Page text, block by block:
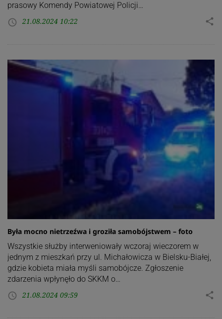
prasowy Komendy Powiatowej Policji…
access_time 21.08.2024 10:22 share
Była mocno nietrzeźwa i groziła samobójstwem – foto
Wszystkie służby interweniowały wczoraj wieczorem w
jednym z mieszkań przy ul. Michałowicza w Bielsku-Białej,
gdzie kobieta miała myśli samobójcze. Zgłoszenie
zdarzenia wpłynęło do SKKM o…
access_time 21.08.2024 09:59 share